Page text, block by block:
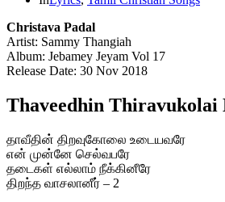
Christava Padal
Artist: Sammy Thangiah
Album: Jebamey Jeyam Vol 17
Release Date: 30 Nov 2018
Thaveedhin
தாவீதின் திறவுகோலை உடையவரே
என் முன்னே செல்வபரே
தடைகள் எல்லாம் நீக்கினீரே
திறந்த வாசலானீர் – 2